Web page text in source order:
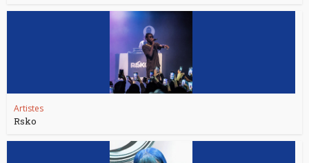
Artistes
Rsko